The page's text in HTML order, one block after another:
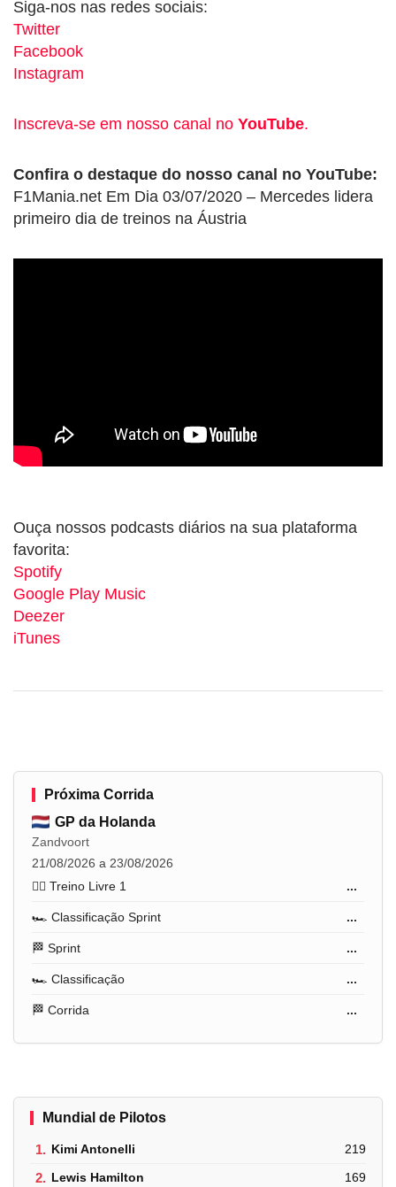
Siga-nos nas redes sociais:
Twitter
Facebook
Instagram
Inscreva-se em nosso canal no YouTube.
Confira o destaque do nosso canal no YouTube:
F1Mania.net Em Dia 03/07/2020 – Mercedes lidera
primeiro dia de treinos na Áustria
Ouça nossos podcasts diários na sua plataforma
favorita:
Spotify
Google Play Music
Deezer
iTunes
Próxima Corrida
GP da Holanda
Zandvoort
21/08/2026 a 23/08/2026
🏋️‍♂️ Treino Livre 1
...
🏎️ Classificação Sprint ...
🏁 Sprint ...
🏎️ Classificação ...
🏁 Corrida ...
Mundial de Pilotos
1. Kimi Antonelli 219
2. Lewis Hamilton 169